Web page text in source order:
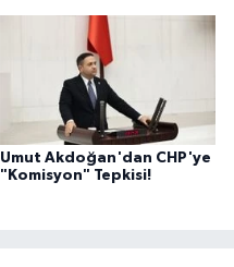
Umut Akdoğan'dan CHP'ye
"Komisyon" Tepkisi!